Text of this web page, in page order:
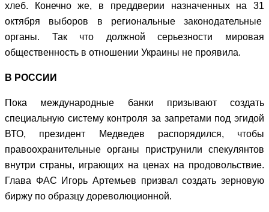
хлеб. Конечно же, в преддверии назначенных на 31
октября выборов в региональные законодательные
органы. Так что должной серьезности мировая
общественность в отношении Украины не проявила.
В РОССИИ
Пока международные банки призывают создать
специальную систему контроля за запретами под эгидой
ВТО, президент Медведев распорядился, чтобы
правоохранительные органы приструнили спекулянтов
внутри страны, играющих на ценах на продовольствие.
Глава ФАС Игорь Артемьев призвал создать зерновую
биржу по образцу дореволюционной.